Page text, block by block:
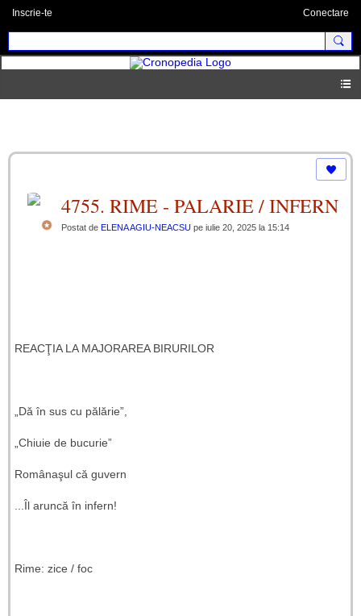
Inscrie-te Conectare
4755. RIME - PALARIE / INFERN
Postat de ELENA AGIU-NEACSU pe iulie 20, 2025 la 15:14
REACŢIA LA MAJORAREA BIRURILOR
„Dă în sus cu pălărie”,
„Chiuie de bucurie”
Românaşul că guvern
...Îl aruncă în infern!
Rime: zice / foc